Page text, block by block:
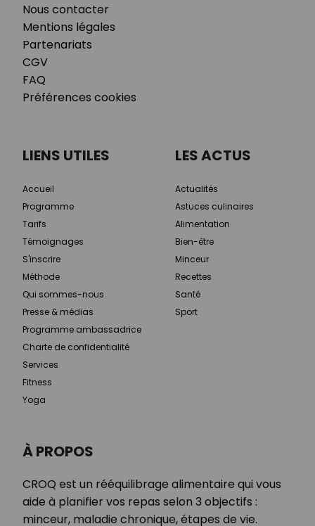
Nous contacter
Mentions légales
Partenariats
CGV
FAQ
Préférences cookies
À PROPOS
CROQ est un rééquilibrage alimentaire qui vous
aide à planifier vos repas selon 3 objectifs :
minceur, maladie chronique, étapes de vie.
LIENS UTILES
Accueil
Programme
Tarifs
Témoignages
S'inscrire
Méthode
Qui sommes-nous
Presse & médias
Programme ambassadrice
Charte de confidentialité
Services
Fitness
Yoga
LES ACTUS
Actualités
Astuces culinaires
Alimentation
Bien-être
Minceur
Recettes
Santé
Sport